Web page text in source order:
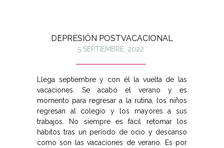
DEPRESIÓN POSTVACACIONAL
5 SEPTIEMBRE, 2022
Llega septiembre y con él la vuelta de las
vacaciones. Se acabó el verano y es
momento para regresar a la rutina, los niños
regresan al colegio y los mayores a sus
trabajos. No siempre es fácil retomar los
hábitos tras un período de ocio y descanso
como son las vacaciones de verano. Es por